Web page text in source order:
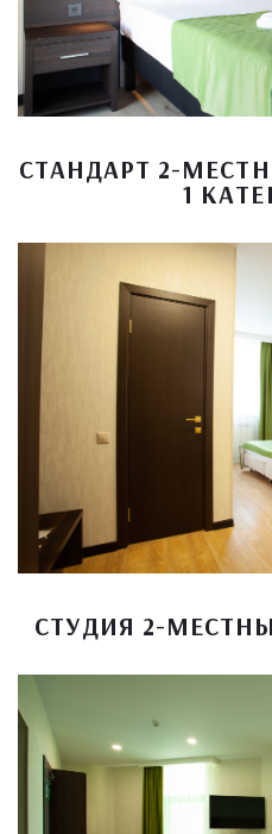
СТАНДАРТ 2-
1
СТУДИЯ 2-